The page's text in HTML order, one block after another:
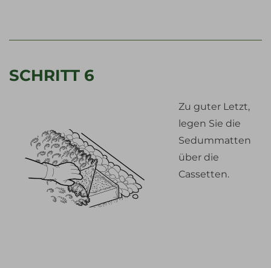
SCHRITT 6
Zu guter Letzt,
legen Sie die
Sedummatten
über die
Cassetten.